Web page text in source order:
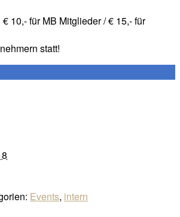
10,- für MB Mitglieder / € 15,- für
statt!
Events, intern